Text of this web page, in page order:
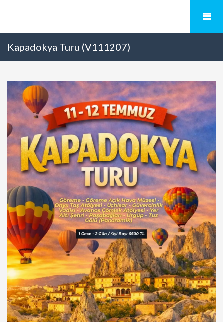
Kapadokya Turu (V111207)